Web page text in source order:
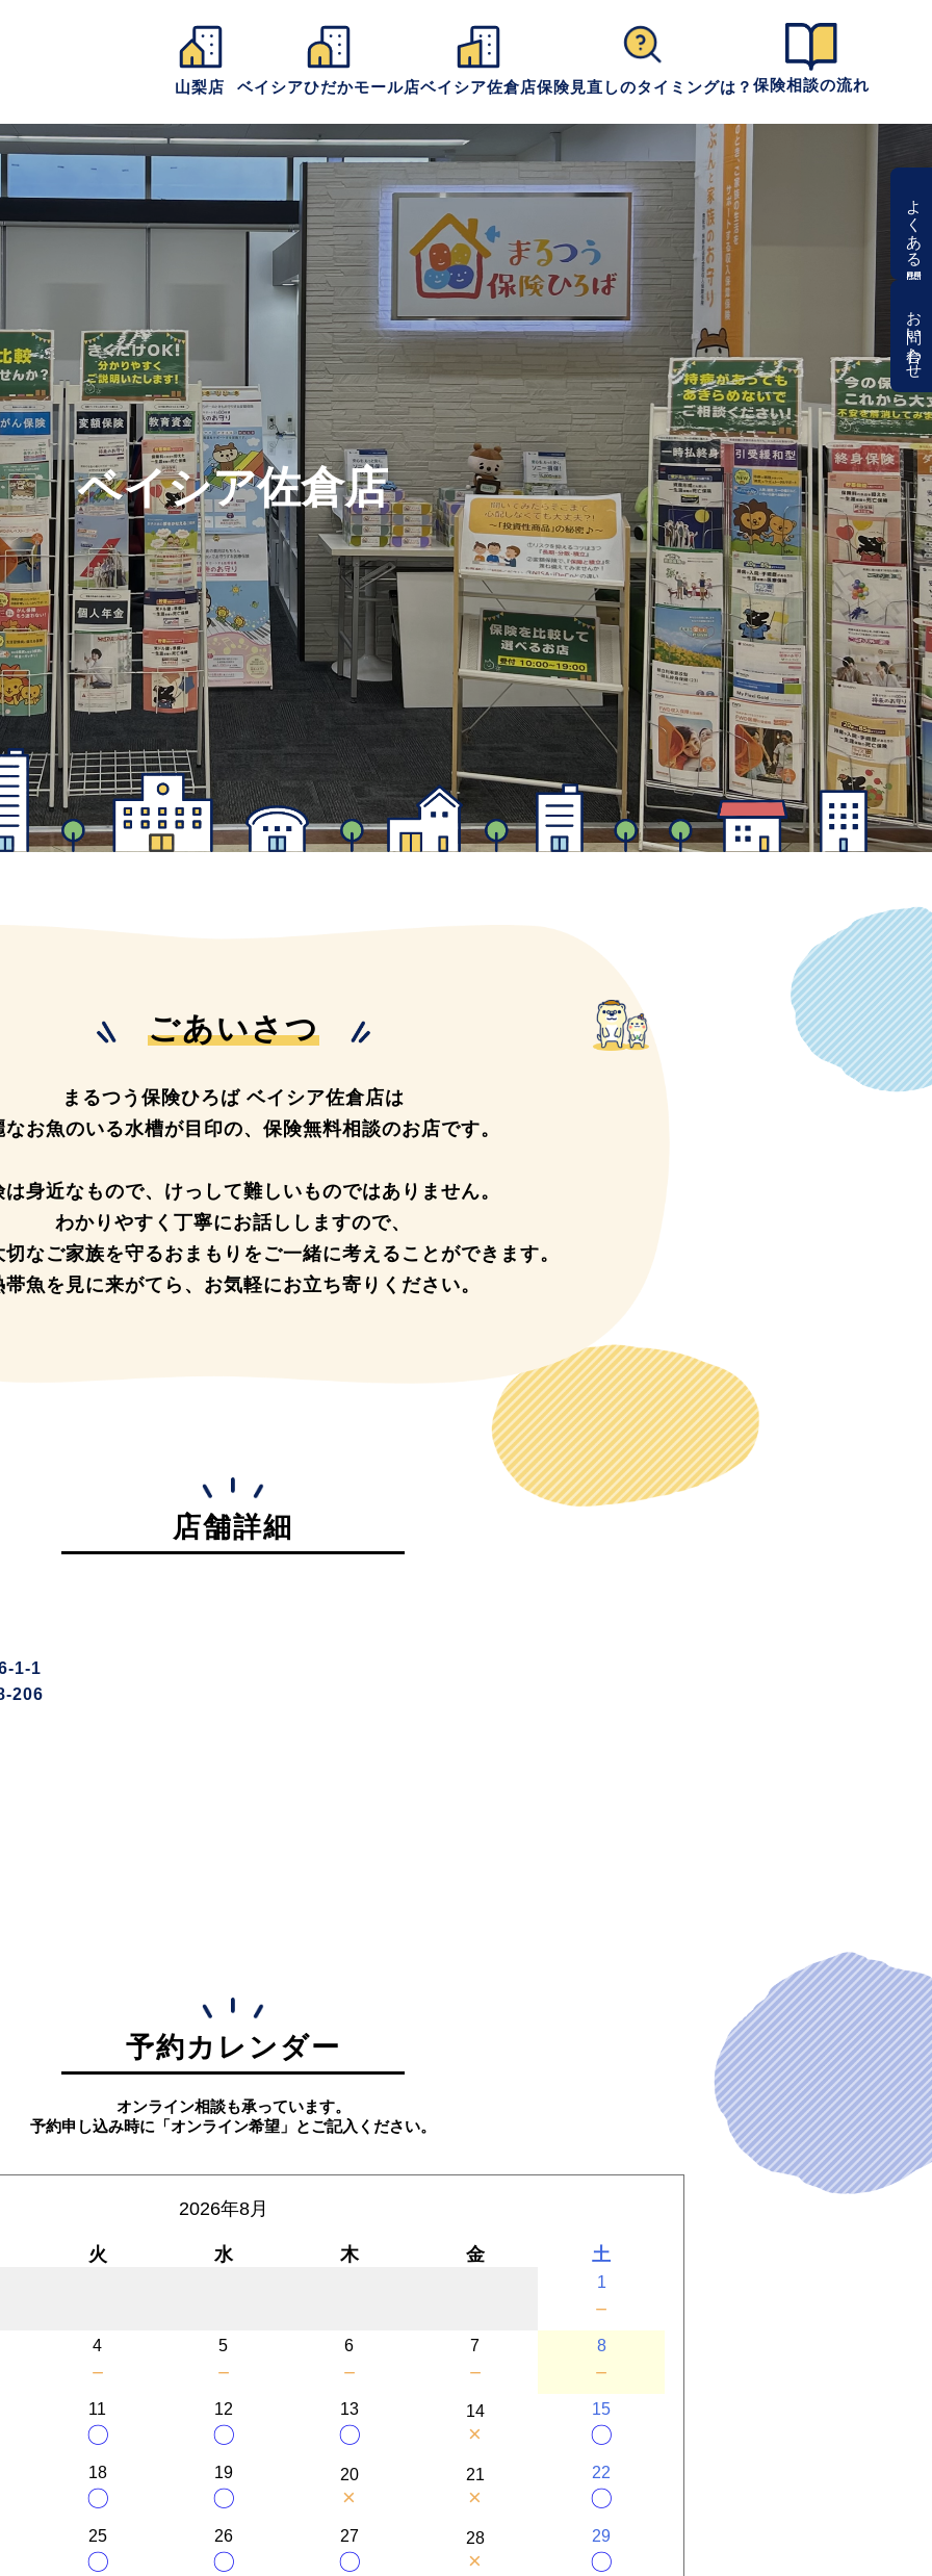
山梨店 ベイシアひだかモール店ベイシア佐倉店保険見直しのタイミングは？ 保険相談の流れ
よくある質問
お問い合わせ
ベイシア佐倉店
ごあいさつ
まるつう保険ひろば ベイシア佐倉店は
なお魚のいる水槽が目印の、 保険無料相談のお店です。
身近なもので、 けっして難しいものではありません。
わかりやすく丁寧にお話ししますので、
なご家族を守るおまもりを ご一緒に考えることができます。
帯魚を見に来がてら、 お気軽にお立ち寄りください。
店舗詳細
1-1
206
予約カレンダー
オンライン相談も承っています。
予約申し込み時に「オンライン希望」とご記入ください。
2026年8月
火 水 木 金 土
1
－
4
－
5
－
6
－
7
－
8
－
11
〇
12
〇
13
〇
14
×
15
〇
18
〇
19
〇
20
×
21
×
22
〇
25
〇
26
〇
27
〇
28
×
29
〇